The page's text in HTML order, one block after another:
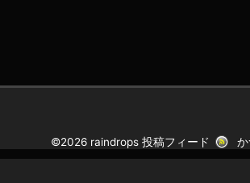
©2026 raindrops投稿フィード